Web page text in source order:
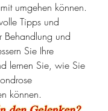
umgehen können.
Tipps und
Behandlung und
Sie Ihre
lernen Sie, wie Sie
können.